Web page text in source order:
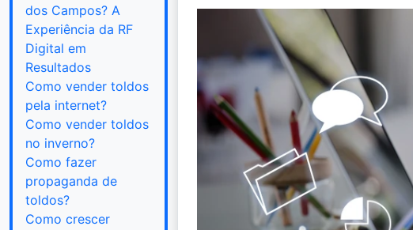
dos Campos? A
Experiência da RF
Digital em
Resultados
Como vender toldos
pela internet?
Como vender toldos
no inverno?
Como fazer
propaganda de
toldos?
Como crescer